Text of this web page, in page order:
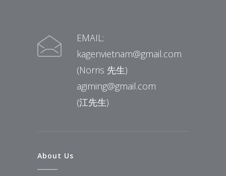
EMAIL:
kagenvietnam@gmail.com
(Norris 先生)
agiming@gmail.com
(江先生)
About Us